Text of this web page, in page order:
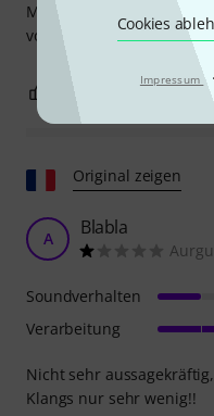
Cookies
Impressum ·
Möglicherweise ist er
vorgesehen.
Original zeigen
A Blabla
Nicht sehr
Klangs nur sehr wenig!!
Soundverhalten
Verarbeitung